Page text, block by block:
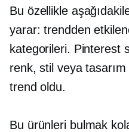
Bu özellikle
yarar:trendden
kategorileri. Pinterest
renk, stil veyatasarım
trend oldu.
Bu ürünleri bulmak